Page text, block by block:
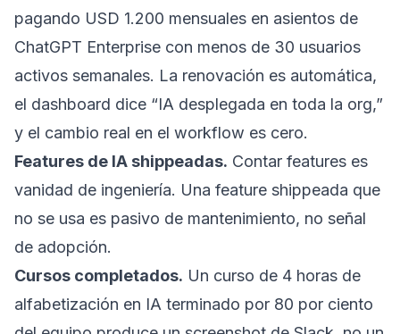
pagando USD 1.200 mensuales en asientos de
ChatGPT Enterprise con menos de 30 usuarios
activos semanales. La renovación es automática,
el dashboard dice “IA desplegada en toda la org,”
y el cambio real en el workflow es cero.
Features de IA shippeadas. Contar features es
vanidad de ingeniería. Una feature shippeada que
no se usa es pasivo de mantenimiento, no señal
de adopción.
Cursos completados. Un curso de 4 horas de
alfabetización en IA terminado por 80 por ciento